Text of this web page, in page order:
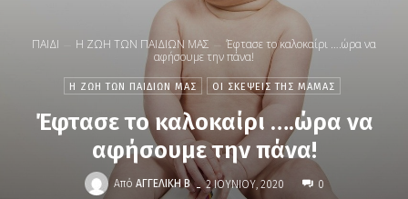
ΠΑΙΔΙ Η ΖΩΗ ΤΩΝ ΠΑΙΔΙΩΝ ΜΑΣ
Έφτασε το καλοκαίρι ….ώρα να
αφήσουμε την πάνα!
Η ΖΩΗ ΤΩΝ ΠΑΙΔΙΩΝ ΜΑΣ ΟΙ ΣΚΕΨΕΙΣ ΤΗΣ ΜΑΜΑΣ
Έφτασε το καλοκαίρι ….ώρα να
αφήσουμε την πάνα!
Από ΑΓΓΕΛΙΚΉ Β - 2 ΙΟΥΝΊΟΥ, 2020 0